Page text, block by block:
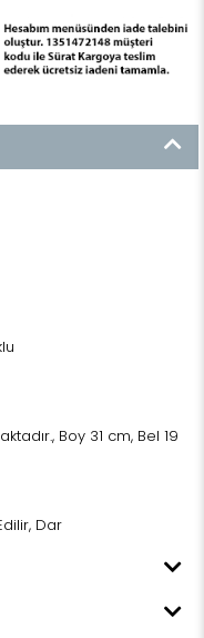
Boy 31 cm, Bel 19
Dar